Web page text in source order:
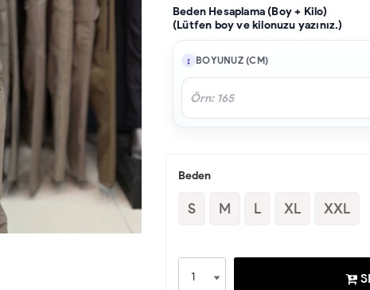
Beden Hesaplama (Boy + Kilo)
(Lütfen boy ve kilonuzu yazınız.)
BOYUNUZ (CM)
Beden
S M L XL XXL